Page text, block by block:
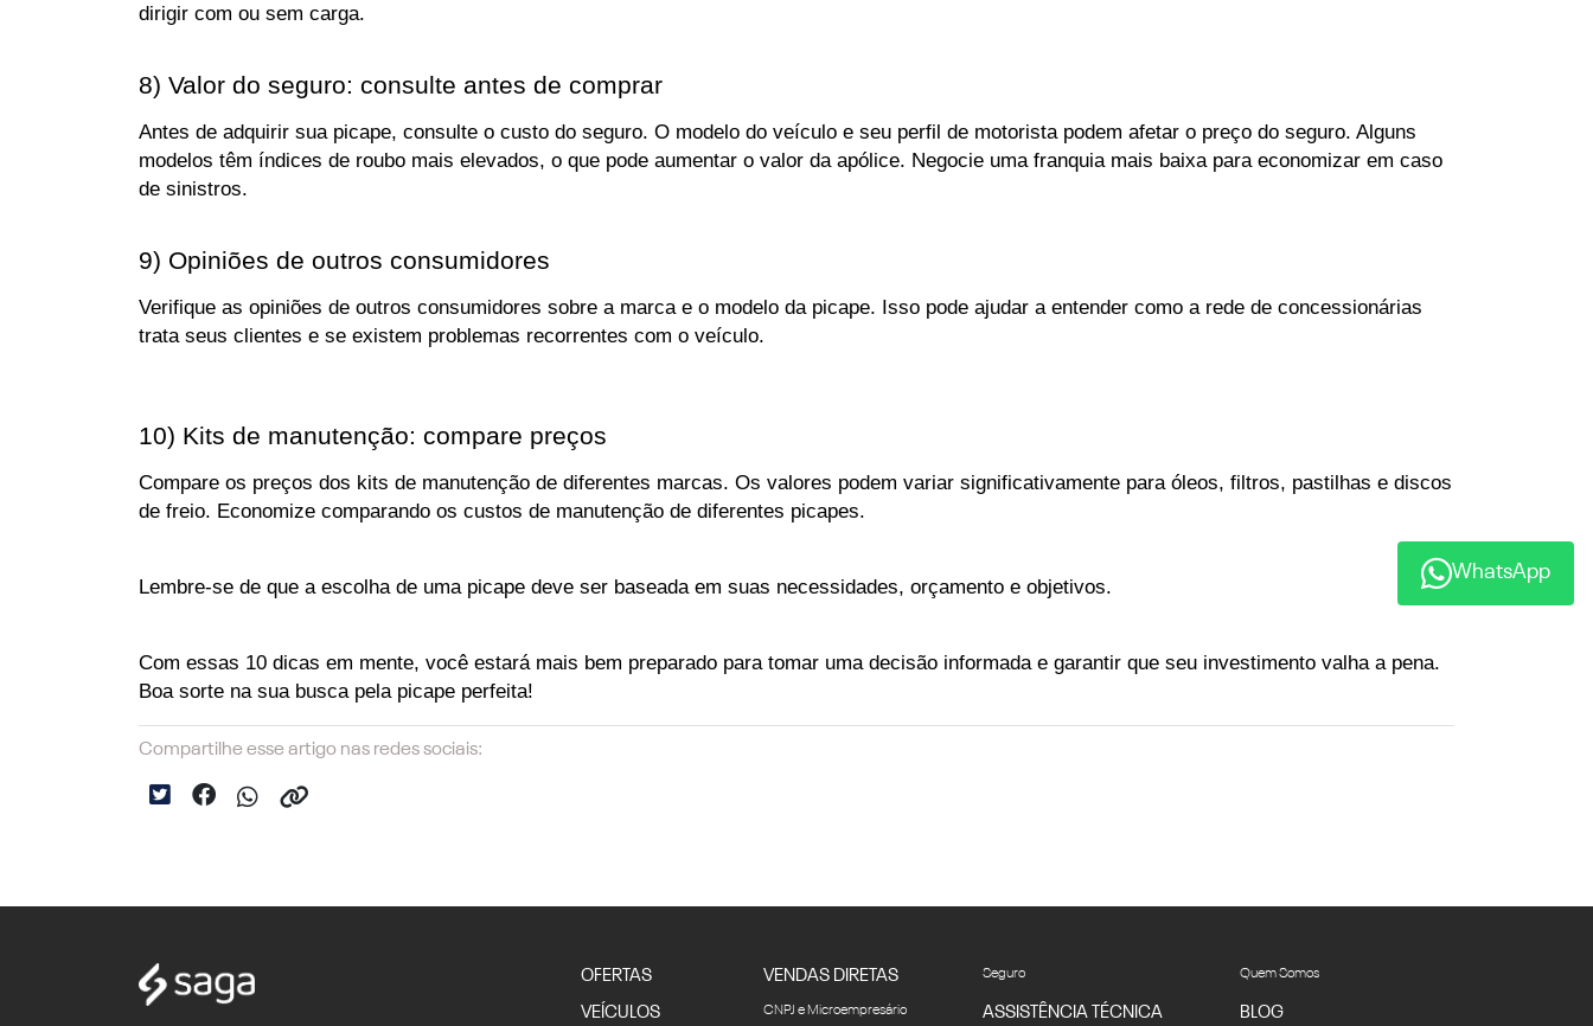
dirigir com ou sem carga.
8) Valor do seguro: consulte antes de comprar
Antes de adquirir sua picape, consulte o custo do seguro. O modelo do veículo e seu perfil de motorista podem afetar o preço do seguro. Alguns
modelos têm índices de roubo mais elevados, o que pode aumentar o valor da apólice. Negocie uma franquia mais baixa para economizar em caso
de sinistros.
9) Opiniões de outros consumidores
Verifique as opiniões de outros consumidores sobre a marca e o modelo da picape. Isso pode ajudar a entender como a rede de concessionárias
trata seus clientes e se existem problemas recorrentes com o veículo.
10) Kits de manutenção: compare preços
Compare os preços dos kits de manutenção de diferentes marcas. Os valores podem variar significativamente para óleos, filtros, pastilhas e discos
de freio. Economize comparando os custos de manutenção de diferentes picapes.
Lembre-se de que a escolha de uma picape deve ser baseada em suas necessidades, orçamento e objetivos.
Com essas 10 dicas em mente, você estará mais bem preparado para tomar uma decisão informada e garantir que seu investimento valha a pena.
Boa sorte na sua busca pela picape perfeita!
Compartilhe esse artigo nas redes sociais:
OFERTAS
VEÍCULOS
VENDAS DIRETAS
CNPJ e Microempresário
Seguro
ASSISTÊNCIA TÉCNICA
Quem Somos
BLOG
WhatsApp